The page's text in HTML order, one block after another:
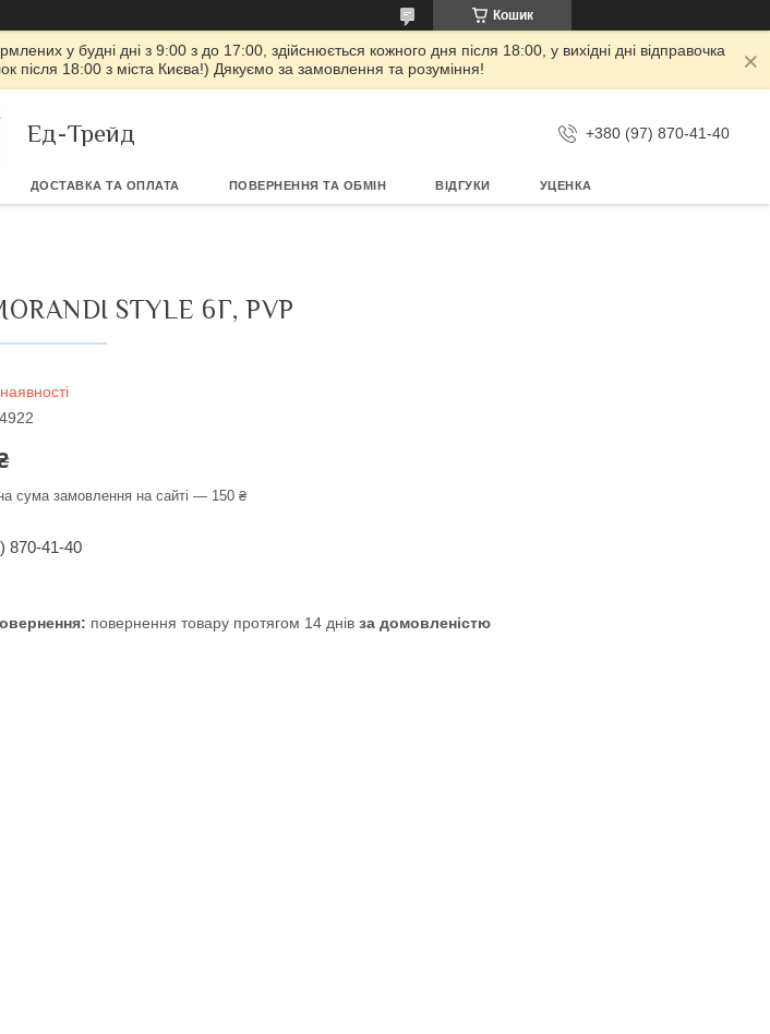
Кошик
у будні дні з 9:00 з до 17:00, здійснюється кожного дня після 18:00, у вихідні дні відправочка
після 18:00 з міста Києва!) Дякуємо за замовлення та розуміння!
Ед-Трейд +380 (97) 870-41-40
ДОСТАВКА ТА ОПЛАТА ПОВЕРНЕННЯ ТА ОБМІН ВІДГУКИ УЦЕНКА
STYLE 6Г, PVP
сума замовлення на сайті — 150 ₴
870-41-40
повернення товару протягом 14 днів за домовленістю